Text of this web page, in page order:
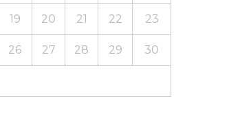
19 20 21 22 23
26 27 28 29 30